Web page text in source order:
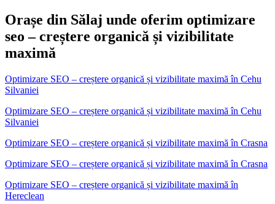
Orașe din Sălaj unde oferim optimizare
seo – creștere organică și vizibilitate
maximă
Optimizare SEO – creștere organică și vizibilitate maximă în Cehu
Silvaniei
Optimizare SEO – creștere organică și vizibilitate maximă în Cehu
Silvaniei
Optimizare SEO – creștere organică și vizibilitate maximă în Crasna
Optimizare SEO – creștere organică și vizibilitate maximă în Crasna
Optimizare SEO – creștere organică și vizibilitate maximă în
Hereclean